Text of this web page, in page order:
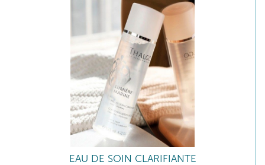
EAU DE SOIN CLARIFIANTE